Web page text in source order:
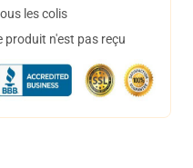
les colis
produit n'est pas reçu